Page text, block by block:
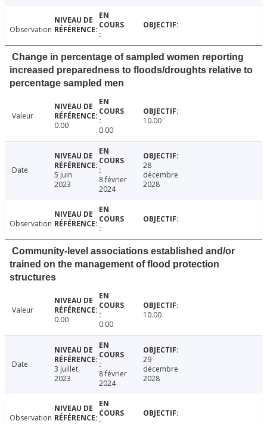
Observation
Change in percentage of sampled women reporting
increased preparedness to floods/droughts relative to
percentage sampled men
Valeur
0.00
0.00
10.00
Date
5 juin
2023
8 février
2024
28
décembre
2028
Observation
Community-level associations established and/or
trained on the management of flood protection
structures
Valeur
0.00
0.00
10.00
Date
3 juillet
2023
8 février
2024
29
décembre
2028
Observation